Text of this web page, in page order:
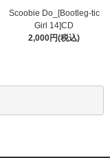
Scoobie Do_[Bootleg-tic
Girl 14]CD
2,000円(税込)